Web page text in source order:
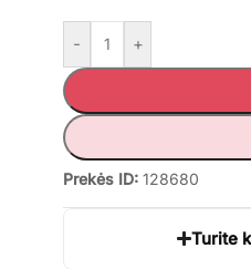
- +
Prekės ID: 128680
Turite